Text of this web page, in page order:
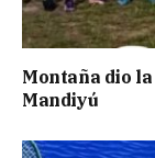
Montaña dio
Mandiyú